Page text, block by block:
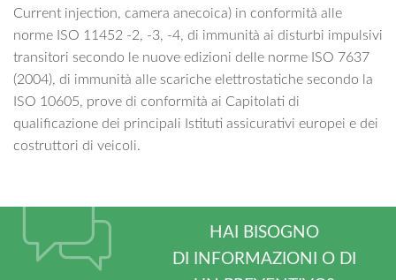
Current injection, camera anecoica) in conformità alle
norme ISO 11452 -2, -3, -4, di immunità ai disturbi impulsivi
transitori secondo le nuove edizioni delle norme ISO 7637
(2004), di immunità alle scariche elettrostatiche secondo la
ISO 10605, prove di conformità ai Capitolati di
qualificazione dei principali Istituti assicurativi europei e dei
costruttori di veicoli.
HAI BISOGNO
DI INFORMAZIONI O DI